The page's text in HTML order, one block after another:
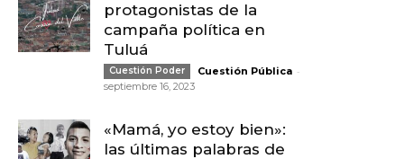
protagonistas de la
campaña política en
Tuluá
Cuestión Poder Cuestión Pública -
septiembre 16, 2023
«Mamá, yo estoy bien»:
las últimas palabras de